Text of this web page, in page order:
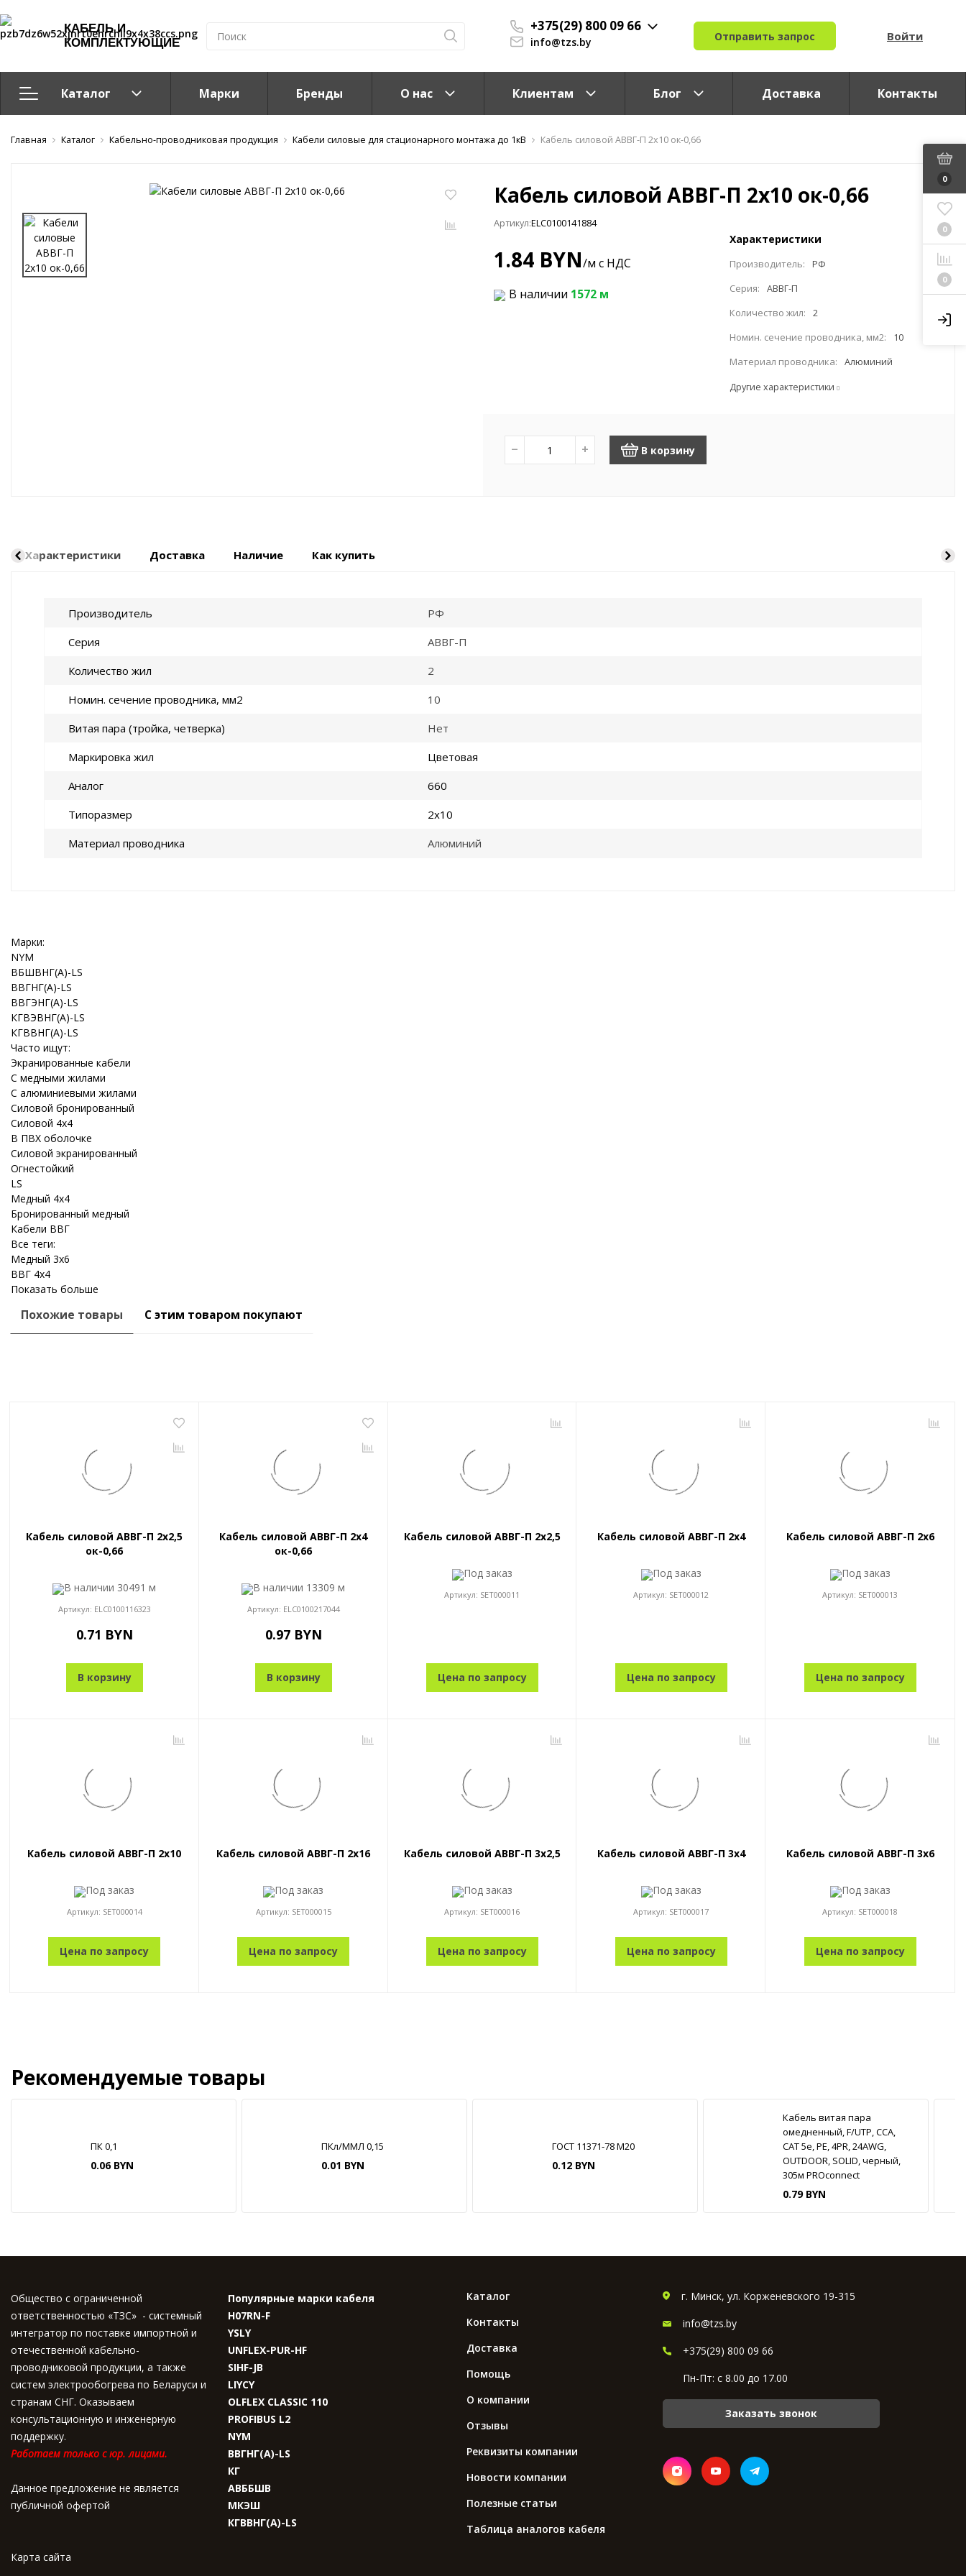
КАБЕЛЬ И
КОМПЛЕКТУЮЩИЕ
+375(29) 800 09 66
info@tzs.by Отправить запрос Войти
Каталог
Кабельно-проводниковая продукция
Электромонтажная продукция
Компоненты структурированных кабельных систем (СКС)
Марки Бренды О нас Клиентам Блог Доставка Контакты
0
0
0
Главная Каталог Кабельно-проводниковая продукция Кабели силовые для стационарного монтажа до 1кВ Кабель силовой АВВГ-П 2x10 ок-0,66
Кабель силовой АВВГ-П 2x10 ок-0,66
Артикул:ELC0100141884
1.84 BYN/м с НДС
В наличии 1572 м
Характеристики
Производитель: РФ
Серия: АВВГ-П
Количество жил: 2
Номин. сечение проводника, мм2: 10
Материал проводника: Алюминий
Другие характеристики
− + В корзину
Характеристики Доставка Наличие Как купить
Производитель
РФ
Серия
АВВГ-П
Количество жил
2
Номин. сечение проводника, мм2
10
Витая пара (тройка, четверка)
Нет
Маркировка жил
Цветовая
Аналог
660
Типоразмер
2x10
Материал проводника
Алюминий
Марки:
NYM
ВБШВНГ(A)-LS
ВВГНГ(A)-LS
ВВГЭНГ(A)-LS
КГВЭВНГ(A)-LS
КГВВНГ(A)-LS
Часто ищут:
Экранированные кабели
С медными жилами
С алюминиевыми жилами
Силовой бронированный
Силовой 4x4
В ПВХ оболочке
Силовой экранированный
Огнестойкий
LS
Медный 4x4
Бронированный медный
Кабели ВВГ
Все теги:
Медный 3x6
ВВГ 4x4
Показать больше
Похожие товары С этим товаром покупают
Кабель силовой АВВГ-П 2x2,5
ок-0,66
В наличии 30491 м
Артикул: ELC0100116323
0.71 BYN
В корзину
Кабель силовой АВВГ-П 2x4
ок-0,66
В наличии 13309 м
Артикул: ELC0100217044
0.97 BYN
В корзину
Кабель силовой АВВГ-П 2x2,5
Под заказ
Артикул: SET000011
Цена по запросу
Кабель силовой АВВГ-П 2x4
Под заказ
Артикул: SET000012
Цена по запросу
Кабель силовой АВВГ-П 2x6
Под заказ
Артикул: SET000013
Цена по запросу
Кабель силовой АВВГ-П 2x10
Под заказ
Артикул: SET000014
Цена по запросу
Кабель силовой АВВГ-П 2x16
Под заказ
Артикул: SET000015
Цена по запросу
Кабель силовой АВВГ-П 3x2,5
Под заказ
Артикул: SET000016
Цена по запросу
Кабель силовой АВВГ-П 3x4
Под заказ
Артикул: SET000017
Цена по запросу
Кабель силовой АВВГ-П 3x6
Под заказ
Артикул: SET000018
Цена по запросу
Рекомендуемые товары
ПК 0,1
0.06 BYN
ПКл/ММЛ 0,15
0.01 BYN
ГОСТ 11371-78 М20
0.12 BYN
Кабель витая пара
омедненный, F/UTP, CCA,
CAT 5e, PE, 4PR, 24AWG,
OUTDOOR, SOLID, черный,
305м PROconnect
0.79 BYN
Общество с ограниченной
ответственностью «ТЗС» - системный
интегратор по поставке импортной и
отечественной кабельно-
проводниковой продукции, а также
систем электрообогрева по Беларуси и
странам СНГ. Оказываем
консультационную и инженерную
поддержку.
Работаем только с юр. лицами.
Данное предложение не является
публичной офертой
Карта сайта
Популярные марки кабеля
H07RN-F
YSLY
UNFLEX-PUR-HF
SIHF-JB
LIYCY
OLFLEX CLASSIC 110
PROFIBUS L2
NYM
ВВГНГ(A)-LS
КГ
АВББШВ
МКЭШ
КГВВНГ(A)-LS
Каталог
Контакты
Доставка
Помощь
О компании
Отзывы
Реквизиты компании
Новости компании
Полезные статьи
Таблица аналогов кабеля
г. Минск, ул. Корженевского 19-315
info@tzs.by
+375(29) 800 09 66
Пн-Пт: с 8.00 до 17.00
Заказать звонок